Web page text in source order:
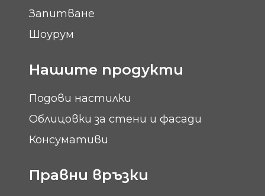
Запитване
Шоурум
Нашите продукти
Подови настилки
Облицовки за стени и фасади
Консумативи
Правни връзки